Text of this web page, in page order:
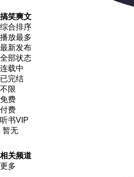
搞笑爽文
综合排序
播放最多
最新发布
全部状态
连载中
已完结
不限
免费
付费
听书VIP
暂无
相关频道
更多